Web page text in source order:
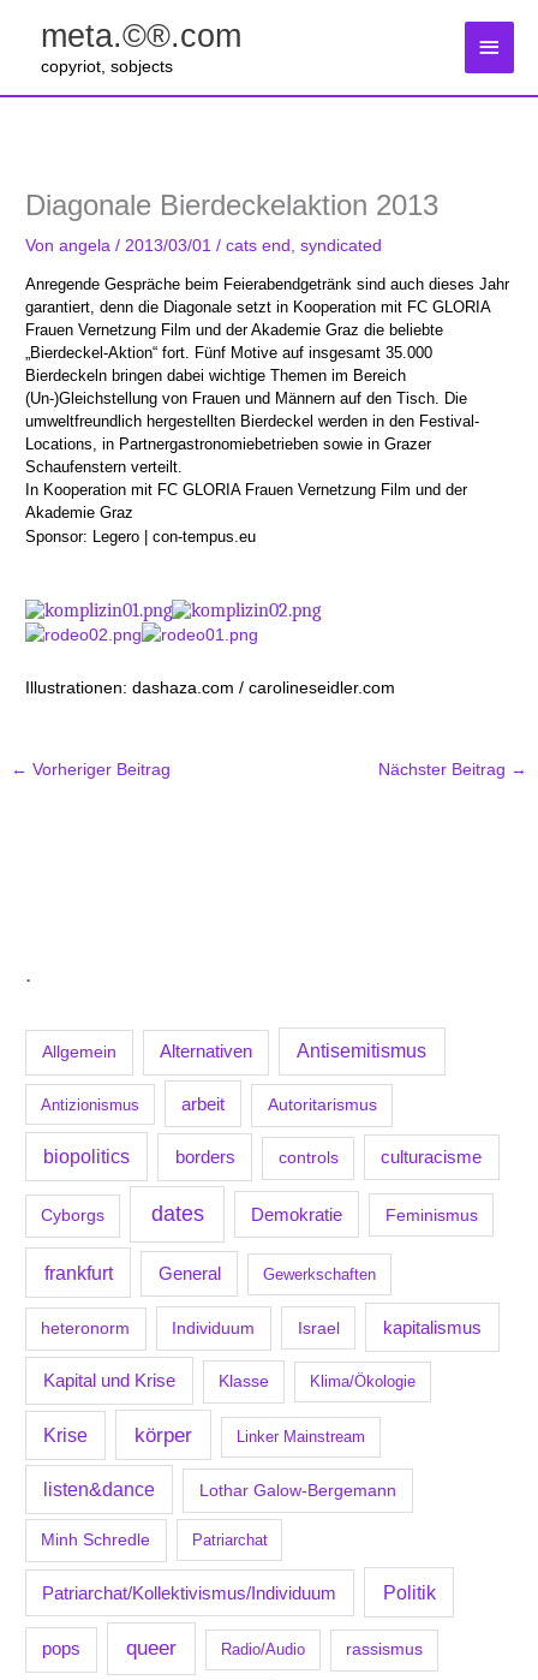
springen
meta.©®.com
copyriot, sobjects
.
Allgemein Alternativen Antisemitismus
Antizionismus arbeit Autoritarismus
biopolitics borders controls culturacisme
Cyborgs dates Demokratie Feminismus
frankfurt General Gewerkschaften
heteronorm Individuum Israel kapitalismus
Kapital und Krise Klasse Klima/Ökologie
Krise körper Linker Mainstream
listen&dance Lothar Galow-Bergemann
Minh Schredle Patriarchat
Patriarchat/Kollektivismus/Individuum Politik
pops queer Radio/Audio rassismus
Diagonale Bierdeckelaktion 2013
Vonangela/ 2013/03/01/cats end ,syndicated
Anregende Gespräche beim Feierabendgetränk sind auch dieses Jahr
garantiert, denn die Diagonale setzt in Kooperation mit FC GLORIA
Frauen Vernetzung Film und der Akademie Graz die beliebte
„Bierdeckel-Aktion“ fort. Fünf Motive auf insgesamt 35.000
Bierdeckeln bringen dabei wichtige Themen im Bereich
(Un-)Gleichstellung von Frauen und Männern auf den Tisch. Die
umweltfreundlich hergestellten Bierdeckel werden in den Festival-
Locations, in Partnergastronomiebetrieben sowie in Grazer
Schaufenstern verteilt.
In Kooperation mit FC GLORIA Frauen Vernetzung Film und der
Akademie Graz
Sponsor: Legero | con-tempus.eu
Illustrationen: dashaza.com / carolineseidler.com
← Vorheriger Beitrag Nächster Beitrag →